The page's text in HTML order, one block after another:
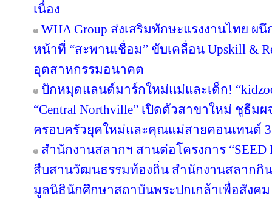
เนื่อง
WHA Group ส่งเสริมทักษะแรงงานไทย ผ
หน้าที่ “สะพานเชื่อม” ขับเคลื่อน Upskill &
อุตสาหกรรมอนาคต
ปักหมุดแลนด์มาร์กใหม่แม่และเด็ก!
“Central Northville” เปิดตัวสาขาใหม่ ชูธีม
ครอบครัวยุคใหม่และคุณแม่สายคอนเทนต์
สำนักงานสลากฯ สานต่อโครงการ “SEED
สืบสานวัฒนธรรมท้องถิ่น สำนักงานสลากกิน
มูลนิธินักศึกษาสถาบันพระปกเกล้าเพื่อสังคม